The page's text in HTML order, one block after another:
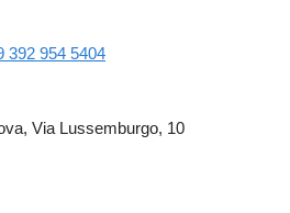
392 954 5404
Via Lussemburgo, 10